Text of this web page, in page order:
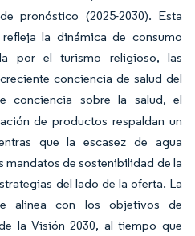
pronóstico (2025-2030). Esta
la dinámica de consumo
por el turismo religioso, las
conciencia de salud del
conciencia sobre la salud, el
de productos respaldan un
que la escasez de agua
mandatos de sostenibilidad de la
del lado de la oferta. La
alinea con los objetivos de
la Visión 2030, al tiempo que